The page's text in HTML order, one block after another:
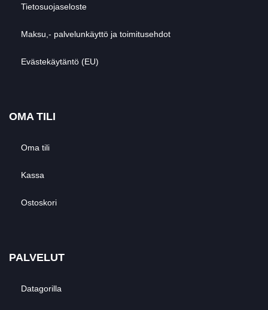
Tietosuojaseloste
Maksu,- palvelunkäyttö ja toimitusehdot
Evästekäytäntö (EU)
OMA TILI
Oma tili
Kassa
Ostoskori
PALVELUT
Datagorilla